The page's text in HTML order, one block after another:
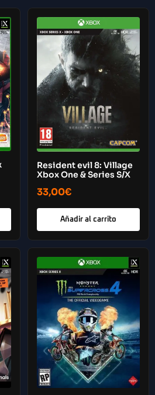
Resident evil 8: Village
Xbox One & Series S/X
33,00€
Añadir al carrito